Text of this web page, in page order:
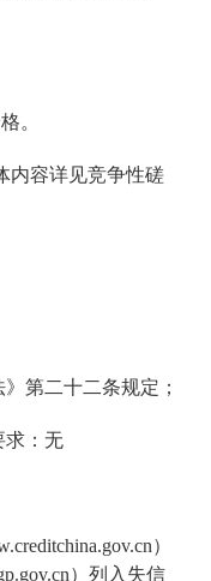
。
内容详见竞争性磋
第二十二条规定；
求：无
）
）列入失信